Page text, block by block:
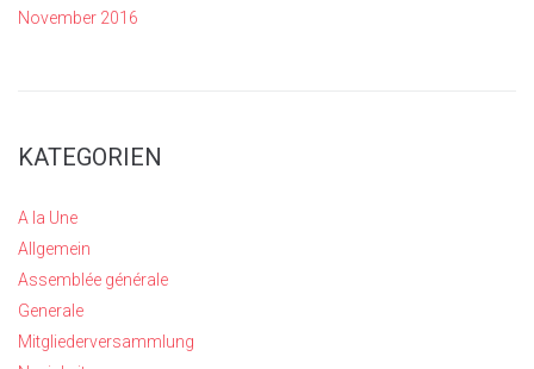
November 2016
KATEGORIEN
A la Une
Allgemein
Assemblée générale
Generale
Mitgliederversammlung